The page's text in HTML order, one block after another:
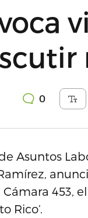
0
Asuntos
453,
Rico’.